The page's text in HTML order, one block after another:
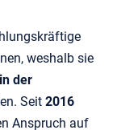
weshalb sie
in der
Seit 2016
Anspruch auf